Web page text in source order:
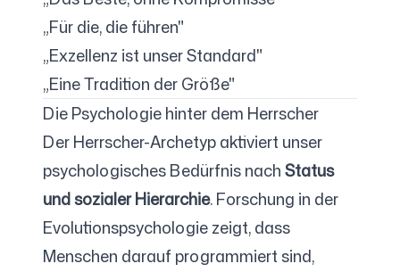
„Für die, die führen"
„Exzellenz ist unser Standard"
„Eine Tradition der Größe"
Die Psychologie hinter dem Herrscher
Der Herrscher-Archetyp aktiviert unser
psychologisches Bedürfnis nachStatus
und sozialer Hierarchie. Forschung in der
Evolutionspsychologie zeigt, dass
Menschen darauf programmiert sind,